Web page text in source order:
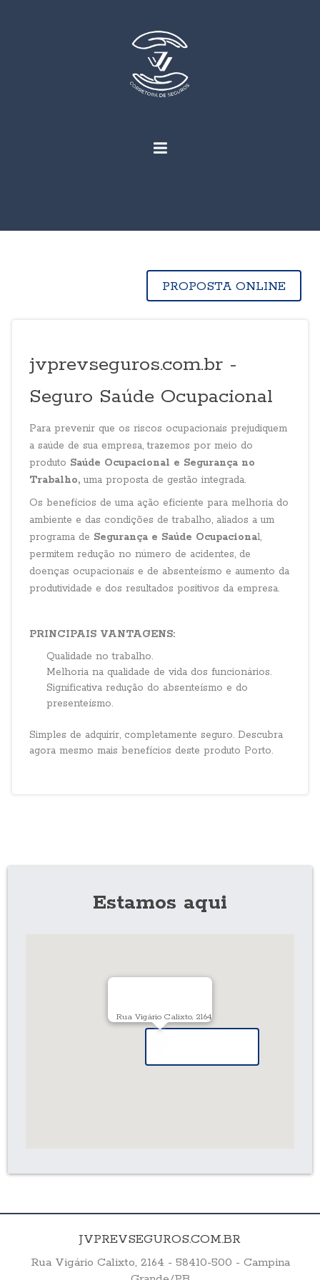
PROPOSTA ONLINE
jvprevseguros.com.br -
Seguro Saúde Ocupacional
Para prevenir que os riscos ocupacionais prejudiquem
a saúde de sua empresa, trazemos por meio do
produto Saúde Ocupacional e Segurança no
Trabalho,uma proposta de gestão integrada.
Os benefícios de uma ação eficiente para melhoria do
ambiente e das condições de trabalho, aliados a um
programa de Segurança e Saúde Ocupacional,
permitem redução no número de acidentes, de
doenças ocupacionais e de absenteísmo e aumento da
produtividade e dos resultados positivos da empresa.
PRINCIPAIS VANTAGENS:
Qualidade no trabalho.
Melhoria na qualidade de vida dos funcionários.
Significativa redução do absenteísmo e do
presenteísmo.
Simples de adquirir, completamente seguro. Descubra
agora mesmo mais benefícios deste produto Porto.
Estamos aqui
Rua Vigário Calixto, 2164
JVPREVSEGUROS.COM.BR
Rua Vigário Calixto, 2164 - 58410-500 - Campina